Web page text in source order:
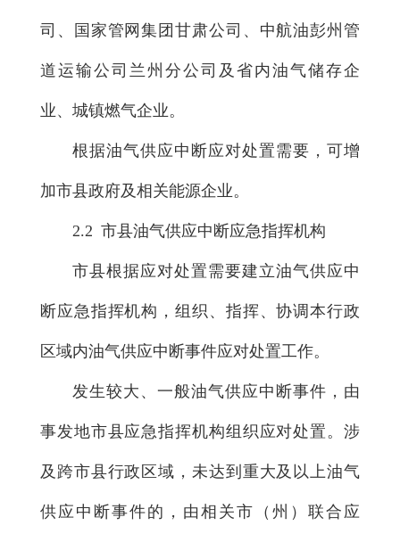
司、国家管网集团甘肃公司、中航油彭州管
道运输公司兰州分公司及省内油气储存企
业、城镇燃气企业。
根据油气供应中断应对处置需要，可增
加市县政府及相关能源企业。
2.2 市县油气供应中断应急指挥机构
市县根据应对处置需要建立油气供应中
断应急指挥机构，组织、指挥、协调本行政
区域内油气供应中断事件应对处置工作。
发生较大、一般油气供应中断事件，由
事发地市县应急指挥机构组织应对处置。涉
及跨市县行政区域，未达到重大及以上油气
供应中断事件的，由相关市（州）联合应